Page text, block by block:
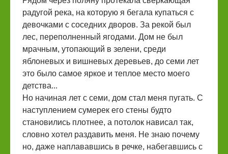
радугой река, на которую я бегала купаться с
девочками с соседних дворов. За рекой был
лес, переполненный ягодами. Дом не был
мрачным, утопающий в зелени, среди
яблоневых и вишневых деревьев, до семи лет
это было самое яркое и теплое место моего
детства...
Но начиная лет с семи, дом стал меня пугать. С
наступлением сумерек его стены будто
становились плотнее, а потолок нависал так,
словно хотел раздавить меня. Не знаю почему
но, даже наплававшись в речке, набегавшись с